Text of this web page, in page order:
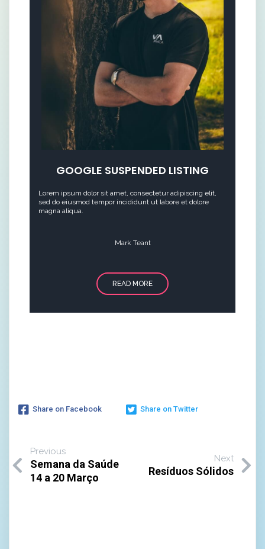
GOOGLE SUSPENDED LISTING
Lorem ipsum dolor sit amet, consectetur adipiscing elit,
sed do eiusmod tempor incididunt ut labore et dolore
magna aliqua.
Mark Teant
READ MORE
Share on Facebook Share on Twitter
Previous
Semana da Saúde
14 a 20 Março
Next
Resíduos Sólidos